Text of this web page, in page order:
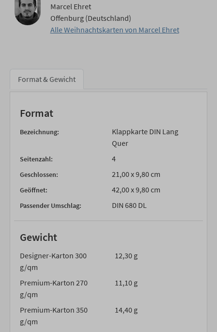
Marcel Ehret
Offenburg (Deutschland)
Alle Weihnachtskarten von Marcel Ehret
Format & Gewicht
Format
Bezeichnung:
Klappkarte DIN Lang
Quer
Seitenzahl: 4
Geschlossen: 21,00 x 9,80 cm
Geöffnet: 42,00 x 9,80 cm
Passender Umschlag: DIN 680 DL
Gewicht
Designer-Karton 300
g/qm
12,30 g
Premium-Karton 270
g/qm
11,10 g
Premium-Karton 350
g/qm
14,40 g